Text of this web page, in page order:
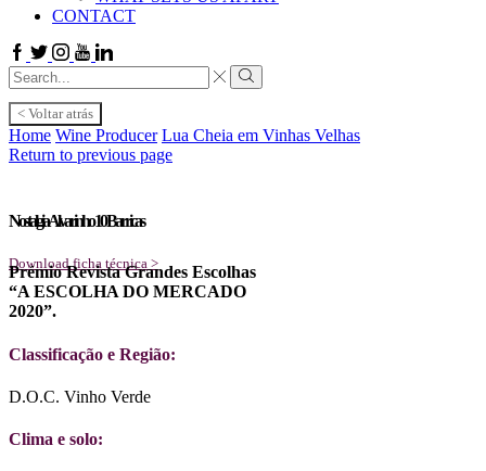
CONTACT
Facebook
TwitterInstagram
Youtube
Linkedin
Search
input
Search
< Voltar atrás
Home Wine Producer Lua Cheia em Vinhas Velhas
Return to previous page
Nostalgia Alvarinho 10 Barricas
Download ficha técnica >
Prémio Revista Grandes Escolhas
“A ESCOLHA DO MERCADO
2020”.
Classificação e Região:
D.O.C. Vinho Verde
Clima e solo: